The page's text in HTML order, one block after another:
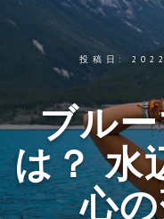
投稿日:
ブル
は？ 水
心